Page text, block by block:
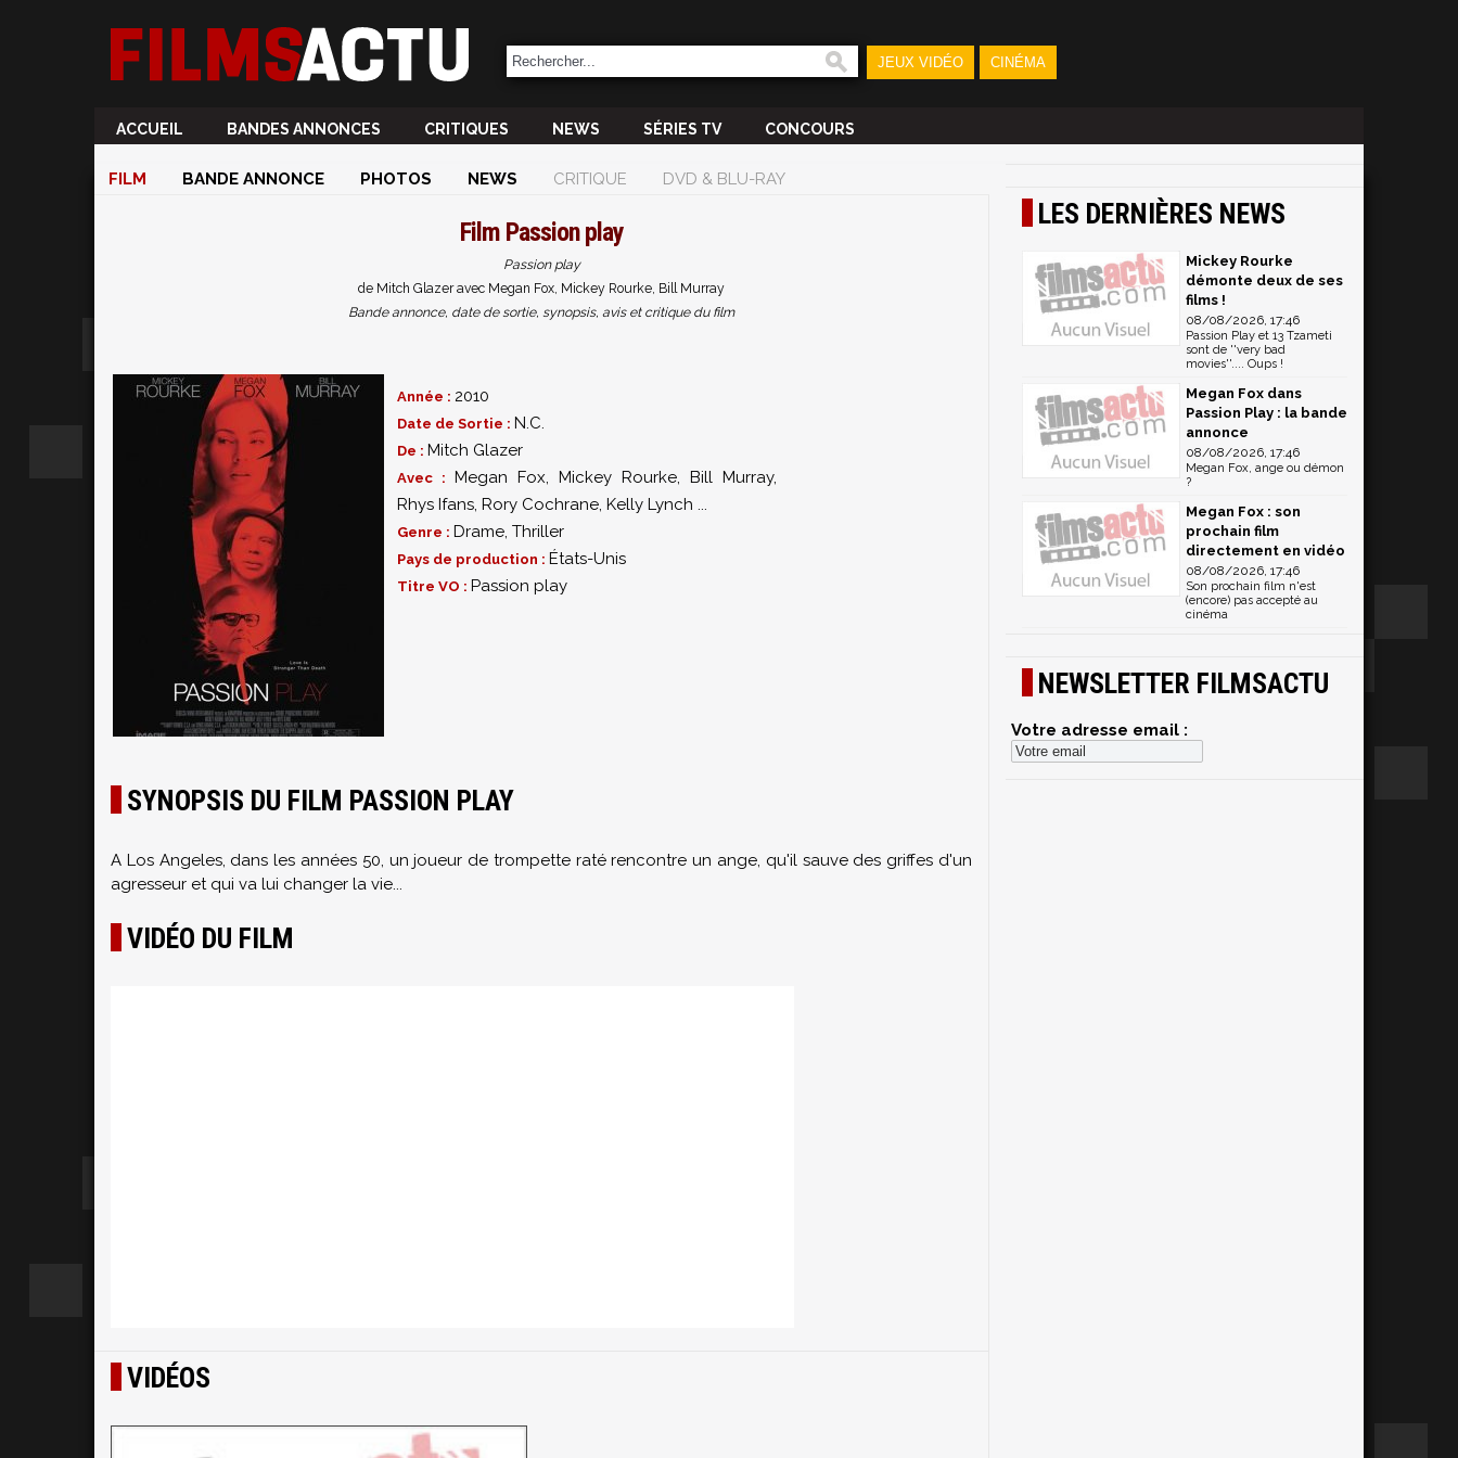
JEUX VIDÉO CINÉMA
ACCUEIL BANDES ANNONCES CRITIQUES NEWS SÉRIES TV CONCOURS
FILM BANDE ANNONCE PHOTOS NEWS CRITIQUE DVD & BLU-RAY
Film Passion play
Passion play
de Mitch Glazer avec Megan Fox, Mickey Rourke, Bill Murray
Bande annonce, date de sortie, synopsis, avis et critique du film
Année : 2010
Date de Sortie : N.C.
De : Mitch Glazer
Avec : Megan Fox, Mickey Rourke, Bill Murray,
Rhys Ifans, Rory Cochrane, Kelly Lynch ...
Genre : Drame, Thriller
Pays de production : États-Unis
Titre VO : Passion play
SYNOPSIS DU FILM PASSION PLAY
A Los Angeles, dans les années 50, un joueur de trompette raté rencontre un ange, qu'il sauve des griffes d'un
agresseur et qui va lui changer la vie...
VIDÉO DU FILM
VIDÉOS
LES DERNIÈRES NEWS
Mickey Rourke
démonte deux de ses
films !
08/08/2026, 17:46
Passion Play et 13 Tzameti
sont de ''very bad
movies''.... Oups !
Megan Fox dans
Passion Play : la bande
annonce
08/08/2026, 17:46
Megan Fox, ange ou démon
?
Megan Fox : son
prochain film
directement en vidéo
08/08/2026, 17:46
Son prochain film n'est
(encore) pas accepté au
cinéma
NEWSLETTER FILMSACTU
Votre adresse email :